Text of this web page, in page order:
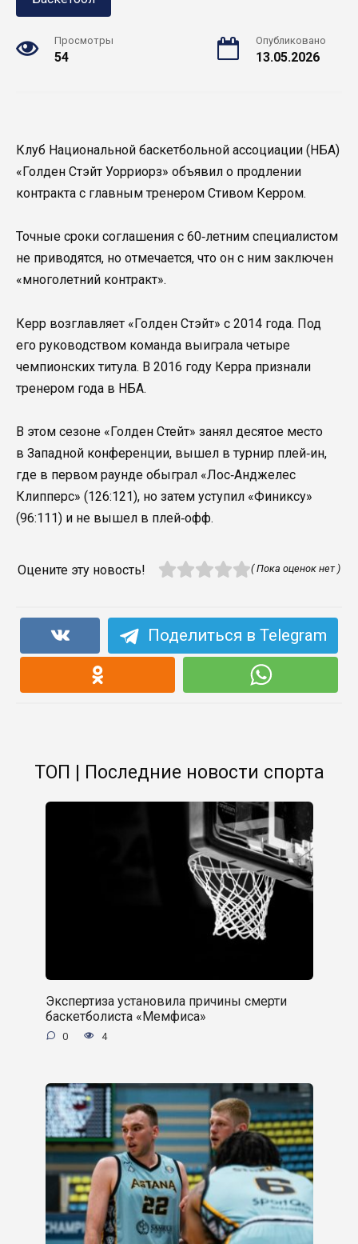
Просмотры
54
Опубликовано
13.05.2026
Клуб Национальной баскетбольной ассоциации (НБА)
«Голден Стэйт Уорриорз» объявил о продлении
контракта с главным тренером Стивом Керром.
Точные сроки соглашения с 60‑летним специалистом
не приводятся, но отмечается, что он с ним заключен
«многолетний контракт».
Керр возглавляет «Голден Стэйт» с 2014 года. Под
его руководством команда выиграла четыре
чемпионских титула. В 2016 году Керра признали
тренером года в НБА.
В этом сезоне «Голден Стейт» занял десятое место
в Западной конференции, вышел в турнир плей‑ин,
где в первом раунде обыграл «Лос‑Анджелес
Клипперс» (126:121), но затем уступил «Финиксу»
(96:111) и не вышел в плей‑офф.
Оцените эту новость! ( Пока оценок нет )
Поделиться в Telegram
ТОП | Последние новости спорта
Экспертиза установила причины смерти
баскетболиста «Мемфиса»
0 4